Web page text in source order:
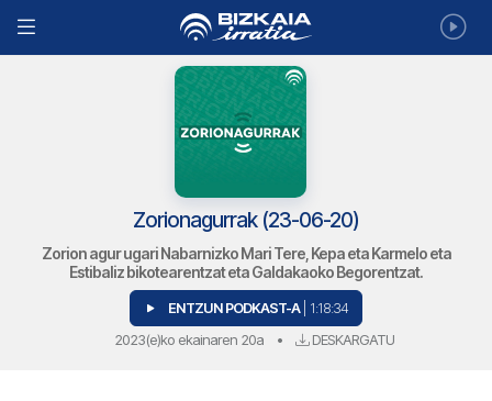
Zorionagurrak (23-06-20)
Zorion agur ugari Nabarnizko Mari Tere, Kepa eta Karmelo eta
Estibaliz bikotearentzat eta Galdakaoko Begorentzat.
ENTZUN PODKAST-A | 1:18:34
2023(e)ko ekainaren 20a • DESKARGATU